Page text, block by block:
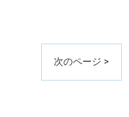
次のページ >